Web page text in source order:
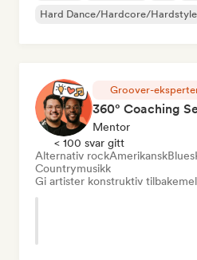
Hard Dance/Hardcore/Hardstyle
Groover-
360° Coaching
Mentor
< 100 svar gitt
Alternativ rockAmerikanskBlues
Countrymusikk
Gi artister konstruktiv